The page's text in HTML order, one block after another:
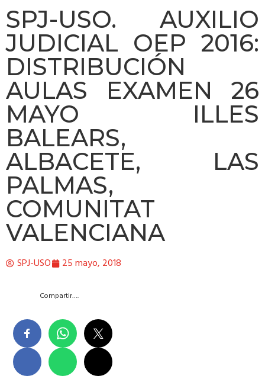
SPJ-USO. AUXILIO
JUDICIAL OEP 2016:
DISTRIBUCIÓN
AULAS EXAMEN 26
MAYO ILLES
BALEARS,
ALBACETE, LAS
PALMAS,
COMUNITAT
VALENCIANA
SPJ-USO 25 mayo, 2018
Compartir….